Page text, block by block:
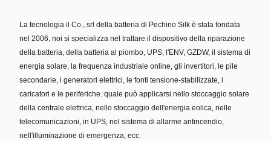
La tecnologia il Co., srl della batteria di Pechino Silk è stata fondata
nel 2006, noi si specializza nel trattare il dispositivo della riparazione
della batteria, della batteria al piombo, UPS, l'ENV, GZDW, il sistema di
energia solare, la frequenza industriale online, gli invertitori, le pile
secondarie, i generatori elettrici, le fonti tensione-stabilizzate, i
caricatori e le periferiche. quale può applicarsi nello stoccaggio solare
della centrale elettrica, nello stoccaggio dell'energia eolica, nelle
telecomunicazioni, in UPS, nel sistema di allarme antincendio,
nell'illuminazione di emergenza, ecc.